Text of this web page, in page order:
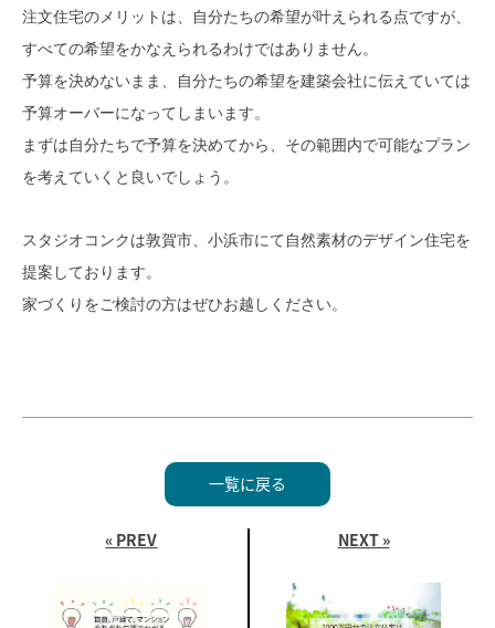
注文住宅のメリットは、自分たちの希望が叶えられる点ですが、
すべての希望をかなえられるわけではありません。
予算を決めないまま、自分たちの希望を建築会社に伝えていては
予算オーバーになってしまいます。
まずは自分たちで予算を決めてから、その範囲内で可能なプラン
を考えていくと良いでしょう。
スタジオコンクは敦賀市、小浜市にて自然素材のデザイン住宅を
提案しております。
家づくりをご検討の方はぜひお越しください。
« PREV
一覧に戻る
NEXT »